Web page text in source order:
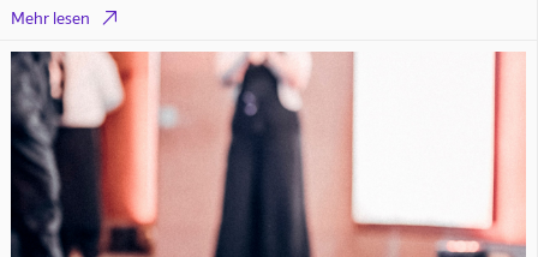
Mehr lesen 